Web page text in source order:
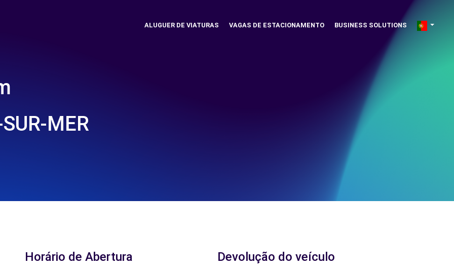
ALUGUER DE VIATURAS VAGAS DE ESTACIONAMENTO BUSINESS SOLUTIONS
MER
Horário de Abertura Devolução do veículo